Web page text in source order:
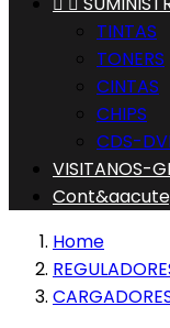
TINTAS
TONERS
CINTAS
CHIPS
CDS-
VISITANOS-
Home